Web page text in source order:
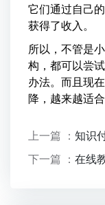
它们通过自己
获得了收入。
所以，不管是
构，都可以尝
办法。而且现
降，越来越适
上一篇 ： 知识
下一篇 ： 在线